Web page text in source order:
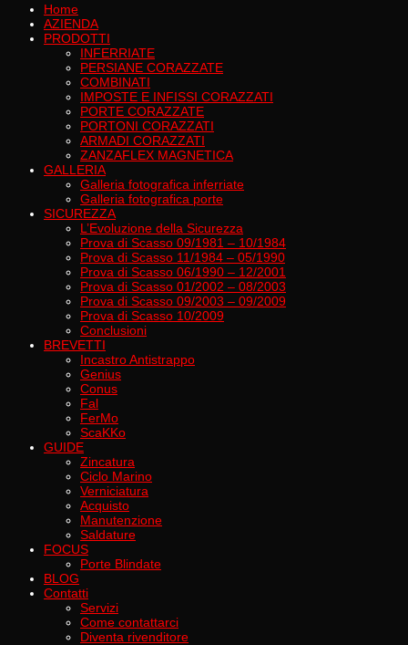
Home
AZIENDA
PRODOTTI
INFERRIATE
PERSIANE CORAZZATE
COMBINATI
IMPOSTE E INFISSI CORAZZATI
PORTE CORAZZATE
PORTONI CORAZZATI
ARMADI CORAZZATI
ZANZAFLEX MAGNETICA
GALLERIA
Galleria fotografica inferriate
Galleria fotografica porte
SICUREZZA
L’Evoluzione della Sicurezza
Prova di Scasso 09/1981 – 10/1984
Prova di Scasso 11/1984 – 05/1990
Prova di Scasso 06/1990 – 12/2001
Prova di Scasso 01/2002 – 08/2003
Prova di Scasso 09/2003 – 09/2009
Prova di Scasso 10/2009
Conclusioni
BREVETTI
Incastro Antistrappo
Genius
Conus
Fal
FerMo
ScaKKo
GUIDE
Zincatura
Ciclo Marino
Verniciatura
Acquisto
Manutenzione
Saldature
FOCUS
Porte Blindate
BLOG
Contatti
Servizi
Come contattarci
Diventa rivenditore